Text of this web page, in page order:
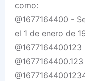
como:
@1677164400 -
el 1 de enero de